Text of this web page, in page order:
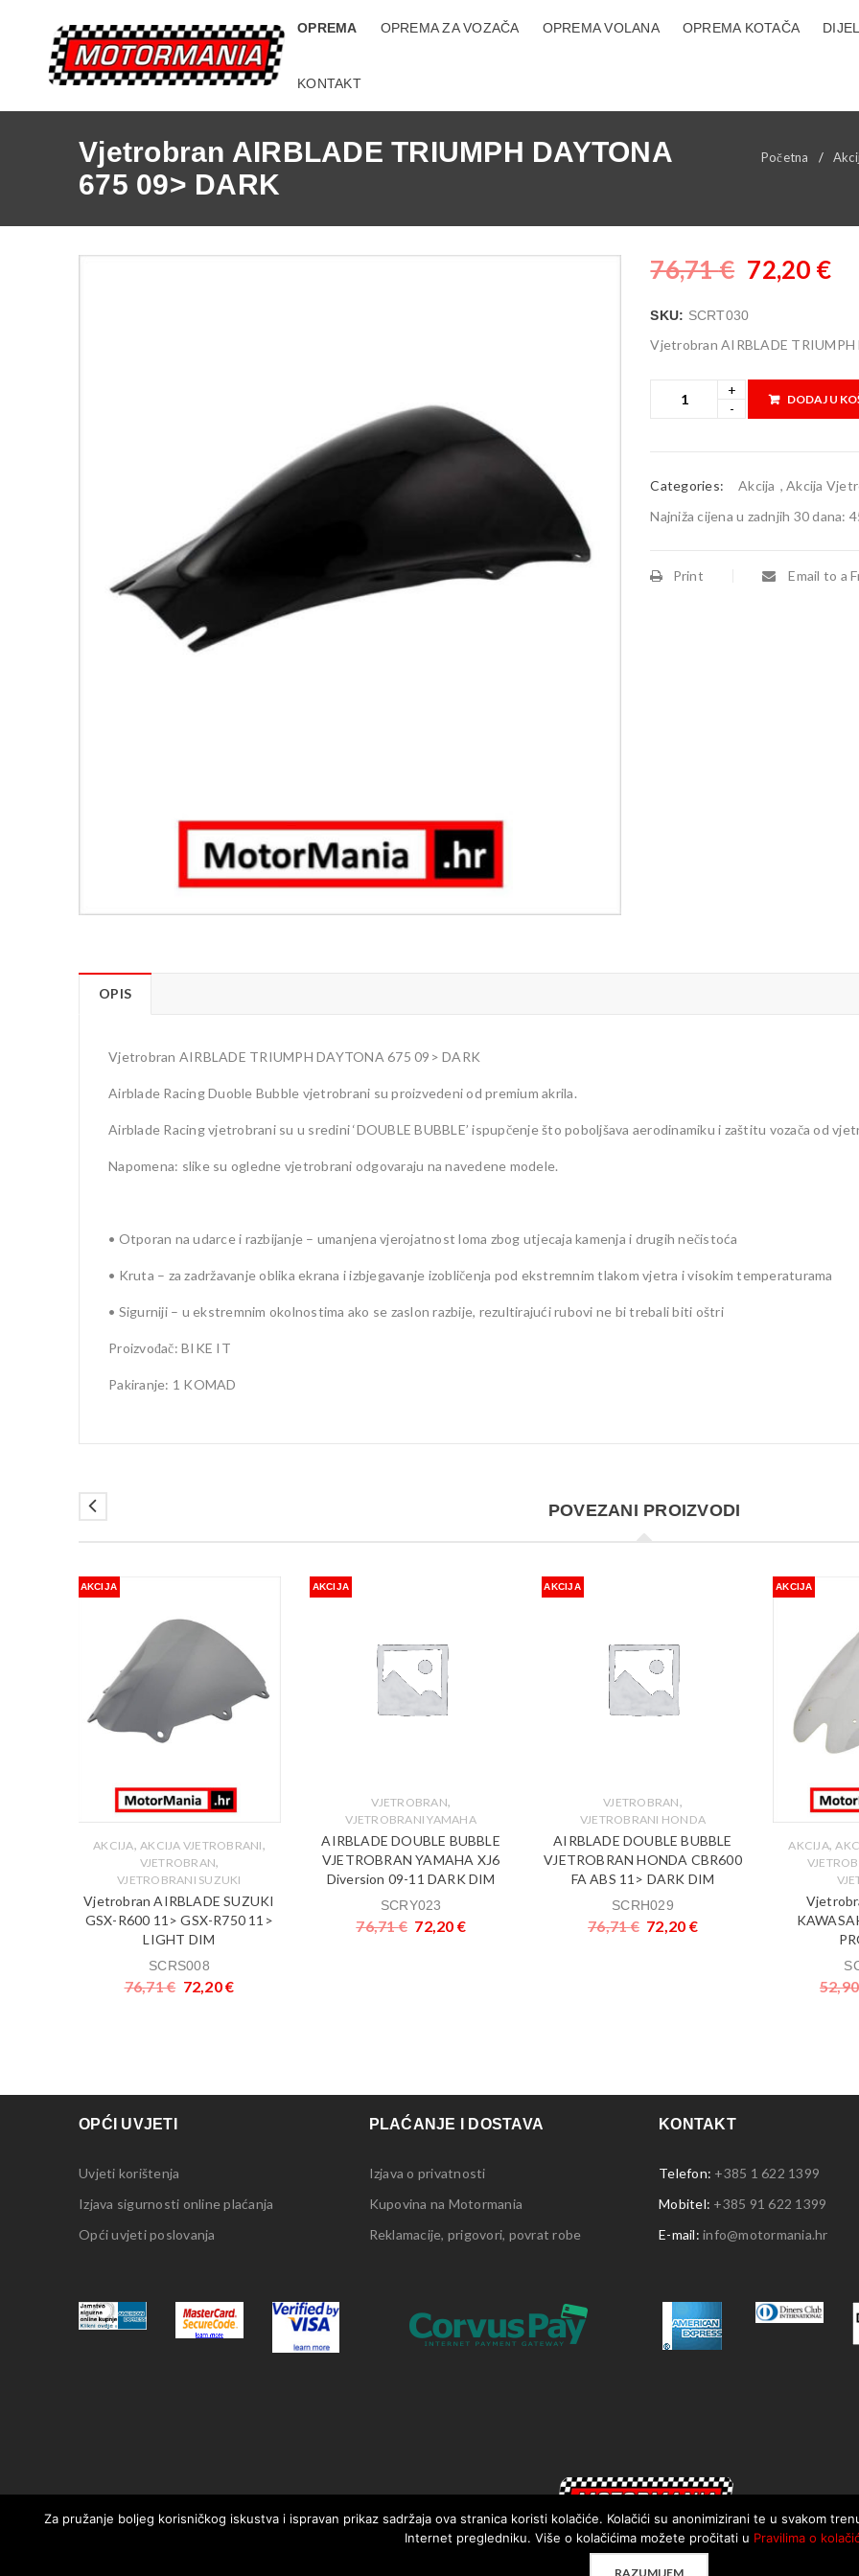
OPREMA OPREMA ZA VOZAČA OPREMA VOLANA OPREMA KOTAČA
KONTAKT
Vjetrobran AIRBLADE TRIUMPH DAYTONA
675 09> DARK
Početna /
76,71€ 72,20 €
SKU: SCRT030
Vjetrobran AIRBLADE
DODAJ U
Categories: Akcija ,Akcija
Najniža cijena u zadnjih 30 dana:
Print Email to a
OPIS
Vjetrobran AIRBLADE TRIUMPH DAYTONA 675 09> DARK
Airblade Racing Duoble Bubble vjetrobrani su proizvedeni od premium akrila.
Airblade Racing vjetrobrani su u sredini ‘DOUBLE BUBBLE’ ispupčenje što poboljšava aerodinamiku i zaštitu vozača od
Napomena: slike su ogledne vjetrobrani odgovaraju na navedene modele.
• Otporan na udarce i razbijanje – umanjena vjerojatnost loma zbog utjecaja kamenja i drugih nečistoća
• Kruta – za zadržavanje oblika ekrana i izbjegavanje izobličenja pod ekstremnim tlakom vjetra i visokim temperaturama
• Sigurniji – u ekstremnim okolnostima ako se zaslon razbije, rezultirajući rubovi ne bi trebali biti oštri
Proizvođač: BIKE IT
Pakiranje: 1 KOMAD
POVEZANI PROIZVODI
AKCIJA
AKCIJA, AKCIJA VJETROBRANI,
VJETROBRAN,
VJETROBRANI SUZUKI
Vjetrobran AIRBLADE SUZUKI
GSX-R600 11> GSX-R750 11>
LIGHT DIM
SCRS008
76,71€ 72,20€
AKCIJA
VJETROBRAN,
VJETROBRANI YAMAHA
AIRBLADE DOUBLE BUBBLE
VJETROBRAN YAMAHA XJ6
Diversion 09-11 DARK DIM
SCRY023
76,71€ 72,20 €
AKCIJA
VJETROBRAN,
VJETROBRANI HONDA
AIRBLADE DOUBLE BUBBLE
VJETROBRAN HONDA CBR600
FA ABS 11> DARK DIM
SCRH029
76,71€ 72,20 €
AKCIJA
AKCIJA,
OPĆI UVJETI
Uvjeti korištenja
Izjava sigurnosti online plaćanja
Opći uvjeti poslovanja
PLAĆANJE I DOSTAVA
Izjava o privatnosti
Kupovina na Motormania
Reklamacije, prigovori, povrat robe
KONTAKT
Telefon: +385 1 622 1399
Mobitel: +385 91 622 1399
E-mail: info@motormania.hr
Za pružanje boljeg korisničkog iskustva i ispravan prikaz sadržaja ova stranica koristi kolačiće. Kolačići su anonimizirani te u svakom
Internet pregledniku. Više o kolačićima možete pročitati u Pravilima o
RAZUMIJEM